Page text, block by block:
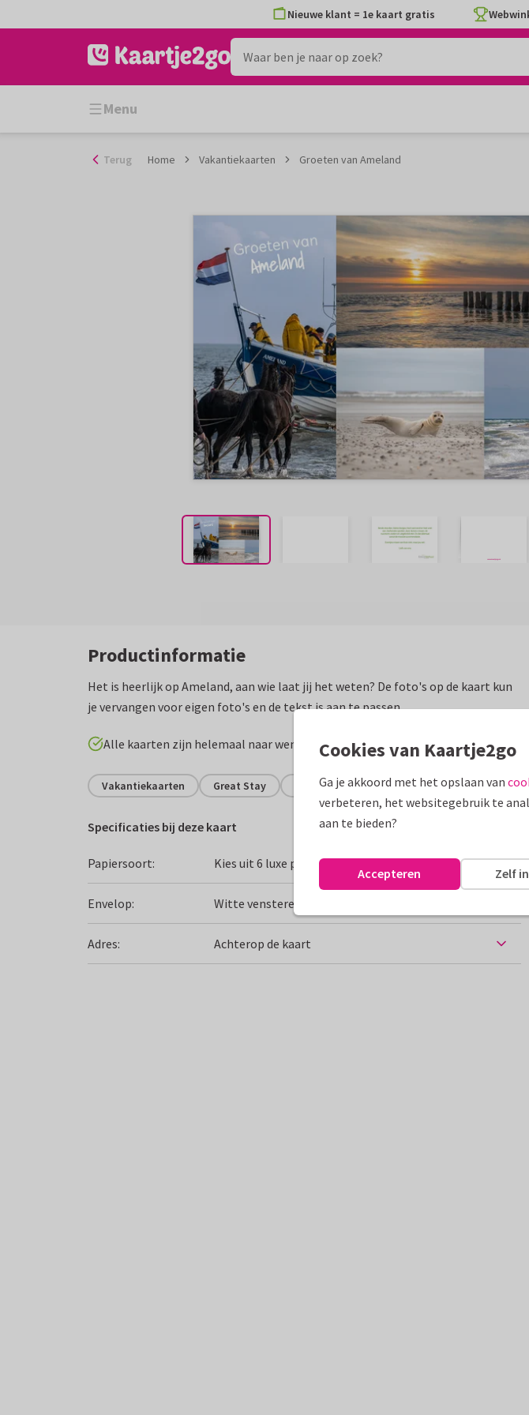
naar
Nieuwe klant = 1e kaart gratis
Menu
Terug Home Vakantiekaarten Groeten van Ameland
Productinformatie
Het is heerlijk op Ameland, aan wie laat jij het weten? De foto's op de kaart kun
je vervangen voor eigen foto's en de tekst is aan te passen.
Alle kaarten zijn helemaal naar wens aan te passen
Vakantiekaarten Great Stay Nederland Groeten uit...
Specificaties bij deze kaart
Papiersoort: Kies uit 6 luxe papiersoorten
Envelop: Witte vensterenvelop
Adres: Achterop de kaart
Cookies van Kaartje2go
Ga je akkoord met het opslaan van
verbeteren, het websitegebruik te
aan te bieden?
Zelf
Accepteren